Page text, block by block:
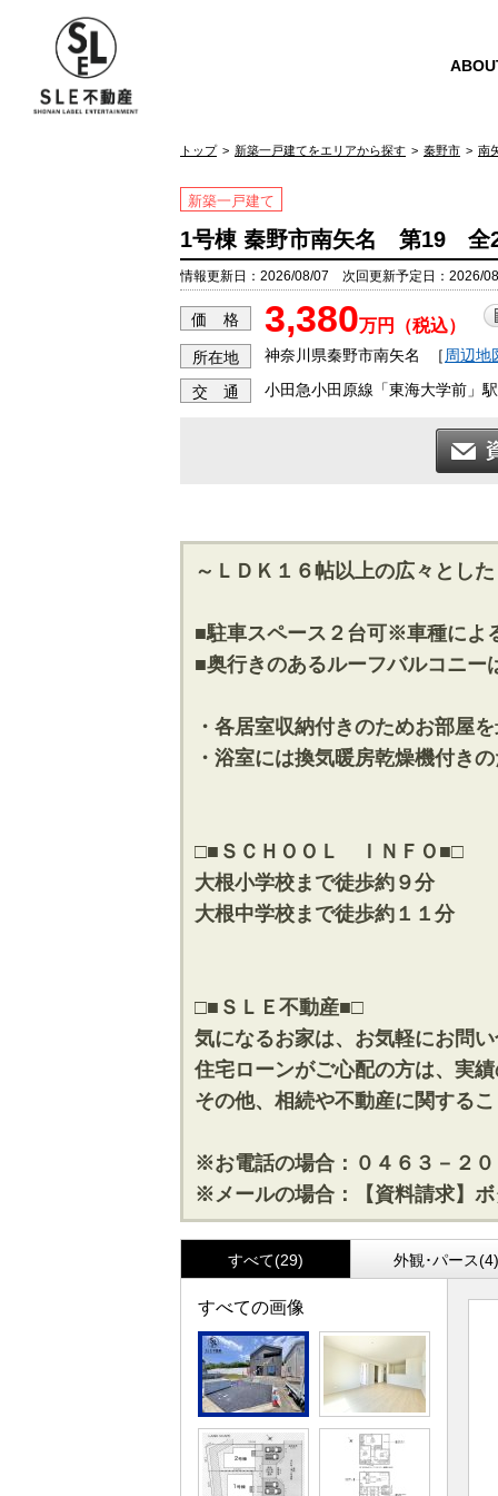
トップ 新築一戸建てをエリアから探す 秦野市 南
新築一戸建て
1号棟 秦野市南矢名 第19
情報更新日：2026/08/07 次回更新予定日：2026/
価 格 3,380万円（税込）
所在地 神奈川県秦野市南矢名 ［ 周辺地
交 通 小田急小田原線「東海大学前」
～ＬＤＫ１６帖以上の広々とし
■駐車スペース２台可※車種によ
■奥行きのあるルーフバルコニー
・各居室収納付きのためお部屋
・浴室には換気暖房乾燥機付き
□■ＳＣＨＯＯＬ ＩＮＦＯ■□
大根小学校まで徒歩約９分
大根中学校まで徒歩約１１分
□■ＳＬＥ不動産■□
気になるお家は、お気軽にお問
住宅ローンがご心配の方は、実
その他、相続や不動産に関する
※お電話の場合：０４６３－２
※メールの場合：【資料請求】
すべて(29) 外観･パース
すべての画像